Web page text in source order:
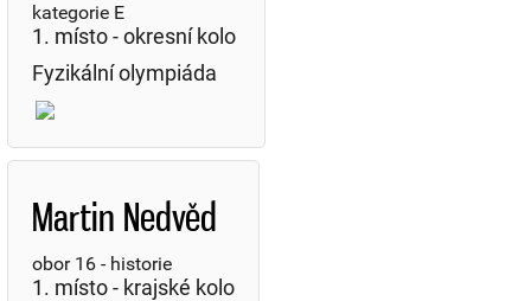
kategorie E
1. místo - okresní kolo
Fyzikální olympiáda
Martin Nedvěd
obor 16 - historie
1. místo - krajské kolo